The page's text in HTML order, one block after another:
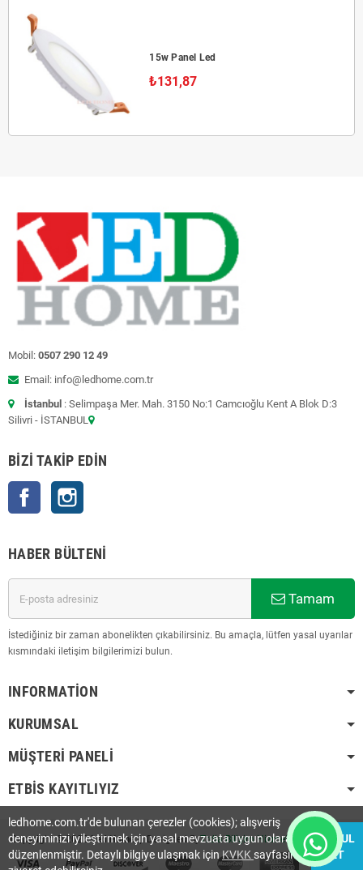
15w Panel Led
₺131,87
Mobil: 0507 290 12 49
Email: info@ledhome.com.tr
İstanbul : Selimpaşa Mer. Mah. 3150 No:1 Camcıoğlu Kent A Blok D:3
Silivri - İSTANBUL
BIZI TAKIP EDIN
Facebook
HABER BÜLTENI
Tamam
İstediğiniz bir zaman abonelikten çıkabilirsiniz. Bu amaçla, lütfen yasal uyarılar
kısmındaki iletişim bilgilerimizi bulun.
INFORMATION
KURUMSAL
MÜŞTERI PANELI
ETBİS KAYITLIYIZ
Copyright © 2023Led Home| Designed ByTrdia Bilişim Hizmetleri Ltd. Şti.
ledhome.com.tr'de bulunan çerezler (cookies); alışveriş
deneyiminizi iyileştirmek için yasal mevzuata uygun olarak
düzenlenmiştir. Detaylı bilgiye ulaşmak içinKVKK sayfasını
KABUL
ET